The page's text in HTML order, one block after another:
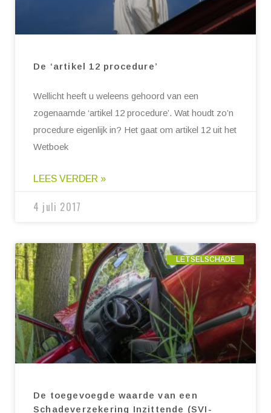
De ‘artikel 12 procedure’
Wellicht heeft u weleens gehoord van een
zogenaamde ‘artikel 12 procedure’. Wat houdt zo’n
procedure eigenlijk in? Het gaat om artikel 12 uit het
Wetboek
LEES VERDER »
4 juli 2017
LETSELSCHADE
De toegevoegde waarde van een
Schadeverzekering Inzittende (SVI-